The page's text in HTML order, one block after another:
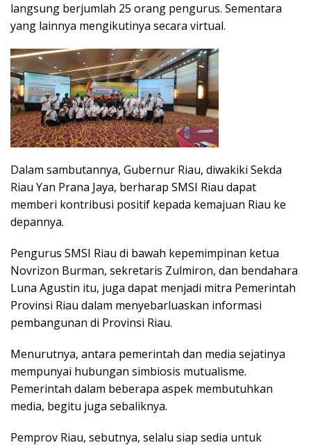
langsung berjumlah 25 orang pengurus. Sementara
yang lainnya mengikutinya secara virtual.
Dalam sambutannya, Gubernur Riau, diwakiki Sekda
Riau Yan Prana Jaya, berharap SMSI Riau dapat
memberi kontribusi positif kepada kemajuan Riau ke
depannya.
Pengurus SMSI Riau di bawah kepemimpinan ketua
Novrizon Burman, sekretaris Zulmiron, dan bendahara
Luna Agustin itu, juga dapat menjadi mitra Pemerintah
Provinsi Riau dalam menyebarluaskan informasi
pembangunan di Provinsi Riau.
Menurutnya, antara pemerintah dan media sejatinya
mempunyai hubungan simbiosis mutualisme.
Pemerintah dalam beberapa aspek membutuhkan
media, begitu juga sebaliknya.
Pemprov Riau, sebutnya, selalu siap sedia untuk